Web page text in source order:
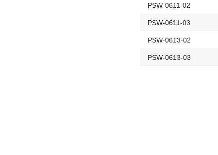
PSW-0611-02
PSW-0611-03
PSW-0613-02
PSW-0613-03